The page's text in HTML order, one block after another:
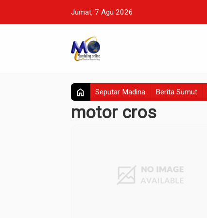
Jumat, 7 Agu 2026
home Seputar Madina Berita Sumut
motor cros